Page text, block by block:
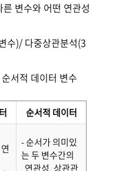
변수와 어떤 연관성
수)/ 다중상관분석(3
서적 데이터 변수
순서적 데이터
- 순서가 의미있
는 두 변수간의
연관성, 상관관